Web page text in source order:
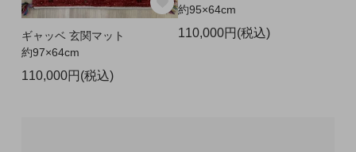
ギャッベ 玄関マット
約97×64cm
110,000円(税込)
約95×64cm
110,000円(税込)